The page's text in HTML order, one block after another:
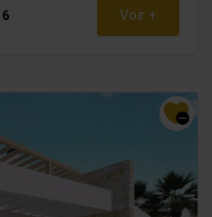
Voir +